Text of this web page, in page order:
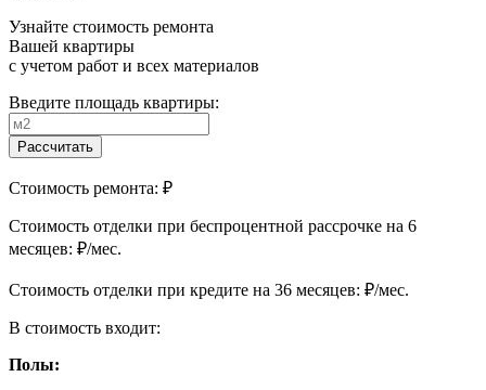
Узнайте стоимость ремонта
Вашей квартиры
с учетом работ и всех материалов
Введите площадь квартиры:
Рассчитать
Стоимость ремонта: ₽
Cтоимость отделки при беспроцентной рассрочке на 6
месяцев: ₽/мес.
Cтоимость отделки при кредите на 36 месяцев: ₽/мес.
В стоимость входит:
Полы: